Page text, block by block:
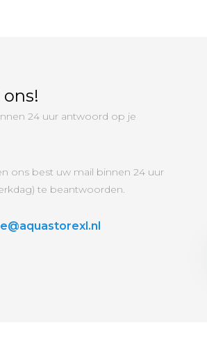
ons!
24 uur antwoord op je
ons best uw mail binnen 24 uur
te beantwoorden.